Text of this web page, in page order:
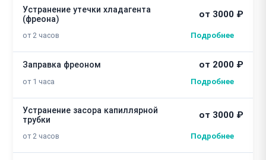
Устранение утечки хладагента
(фреона)
от 2 часов
от 3000 ₽
Заправка фреоном
от 1 часа
от 2000 ₽
Устранение засора капиллярной
трубки
от 2 часов
от 3000 ₽